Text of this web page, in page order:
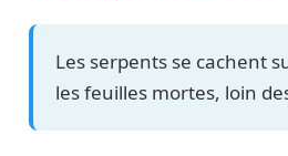
Les serpents se cachent
les feuilles mortes, loin